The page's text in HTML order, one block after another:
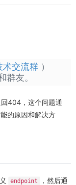
术交流群）
群友。
404，这个问题通
的原因和解决方
endpoint
，然后通